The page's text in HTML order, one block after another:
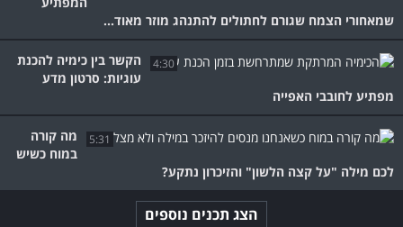
שמאחורי הצמח שגורם לחתולים להתנהג מוזר מאוד...
4:30
הקשר בין כימיה להכנת
עוגיות: סרטון מדע
מפתיע לחובבי האפייה
5:31
מה קורה
במוח כשיש
לכם מילה "על קצה הלשון" והזיכרון נתקע?
הצג תכנים נוספים